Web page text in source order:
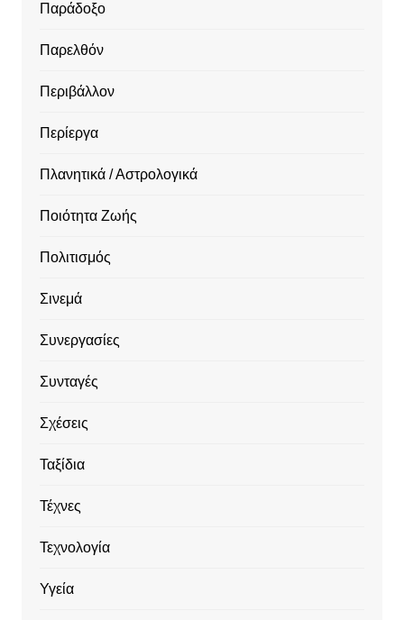
Παράδοξο
Παρελθόν
Περιβάλλον
Περίεργα
Πλανητικά / Αστρολογικά
Ποιότητα Ζωής
Πολιτισμός
Σινεμά
Συνεργασίες
Συνταγές
Σχέσεις
Ταξίδια
Τέχνες
Τεχνολογία
Υγεία